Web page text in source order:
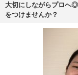
大切にしながらプロへ
をつけませんか？